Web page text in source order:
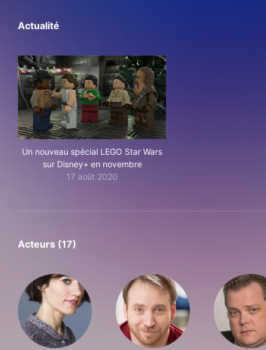
Actualité
Un nouveau spécial LEGO Star Wars
sur Disney+ en novembre
17 août 2020
Acteurs (17)